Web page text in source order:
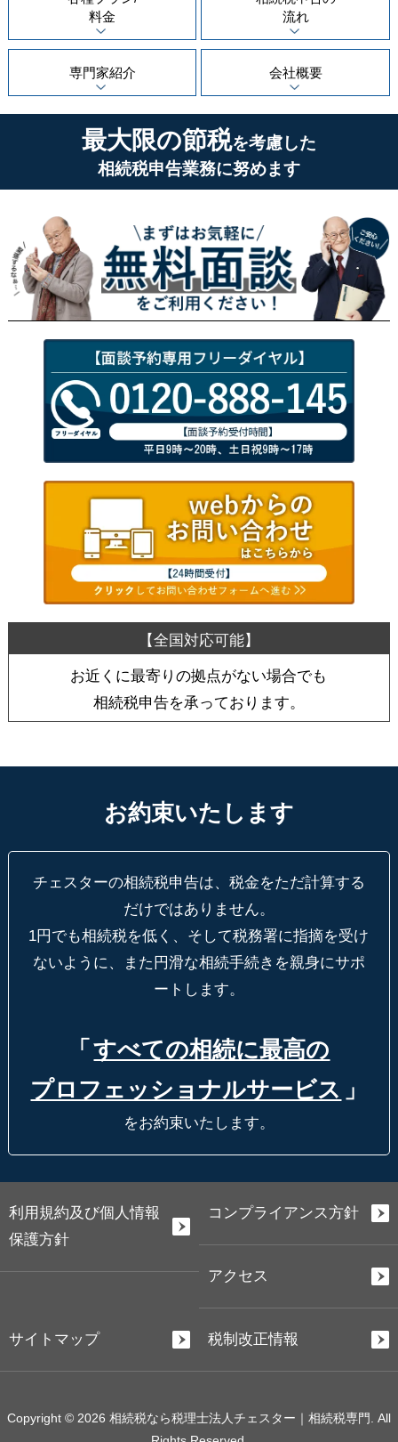
料金
流れ
専門家紹介 会社概要
最大限の節税を考慮した
相続税申告業務に努めます
お近くに最寄りの拠点がない場合でも
相続税申告を承っております。
お約束いたします
チェスターの相続税申告は、税金をただ計算する
だけではありません。
1円でも相続税を低く、そして税務署に指摘を受け
ないように、
また円滑な相続手続きを親身にサポ
ートします。
「 すべての相続に最高の
プロフェッショナルサービス 」
をお約束いたします。
利用規約及び個人情報
保護方針
コンプライアンス方針
アクセス
サイトマップ 税制改正情報
Copyright © 2026 相続税なら税理士法人チェスター｜相続税専門. All